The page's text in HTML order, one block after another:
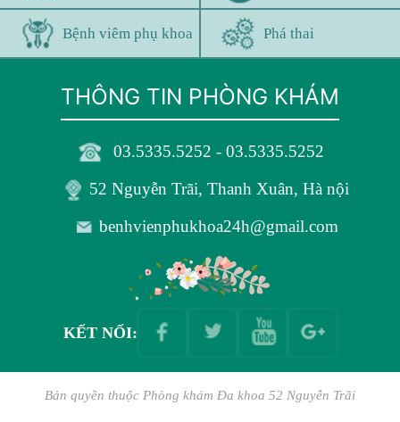
Bệnh viêm phụ khoa Phá thai
THÔNG TIN PHÒNG KHÁM
03.5335.5252 - 03.5335.5252
52 Nguyễn Trãi, Thanh Xuân, Hà nội
benhvienphukhoa24h@gmail.com
KẾT NỐI:
Bản quyền thuộc Phòng khám Đa khoa 52 Nguyễn Trãi